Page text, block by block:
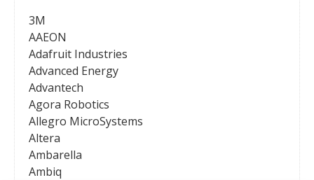
3M
AAEON
Adafruit Industries
Advanced Energy
Advantech
Agora Robotics
Allegro MicroSystems
Altera
Ambarella
Ambiq